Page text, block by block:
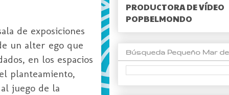
de exposiciones
un alter ego que
en los espacios
planteamiento,
juego de la
PRODUCTORA DE VÍDEO
POPBELMONDO
Búsqueda Pequeño Mar